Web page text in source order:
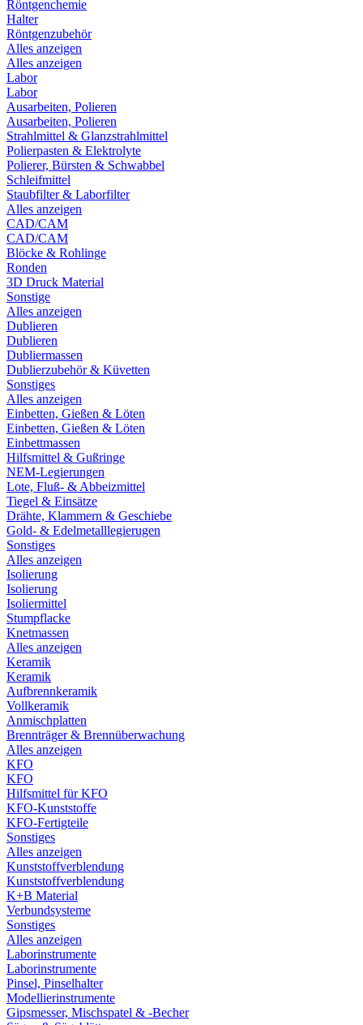
Röntgenchemie
Halter
Röntgenzubehör
Alles anzeigen
Alles anzeigen
Labor
Labor
Ausarbeiten, Polieren
Ausarbeiten, Polieren
Strahlmittel & Glanzstrahlmittel
Polierpasten & Elektrolyte
Polierer, Bürsten & Schwabbel
Schleifmittel
Staubfilter & Laborfilter
Alles anzeigen
CAD/CAM
CAD/CAM
Blöcke & Rohlinge
Ronden
3D Druck Material
Sonstige
Alles anzeigen
Dublieren
Dublieren
Dubliermassen
Dublierzubehör & Küvetten
Sonstiges
Alles anzeigen
Einbetten, Gießen & Löten
Einbetten, Gießen & Löten
Einbettmassen
Hilfsmittel & Gußringe
NEM-Legierungen
Lote, Fluß- & Abbeizmittel
Tiegel & Einsätze
Drähte, Klammern & Geschiebe
Gold- & Edelmetalllegierugen
Sonstiges
Alles anzeigen
Isolierung
Isolierung
Isoliermittel
Stumpflacke
Knetmassen
Alles anzeigen
Keramik
Keramik
Aufbrennkeramik
Vollkeramik
Anmischplatten
Brennträger & Brennüberwachung
Alles anzeigen
KFO
KFO
Hilfsmittel für KFO
KFO-Kunststoffe
KFO-Fertigteile
Sonstiges
Alles anzeigen
Kunststoffverblendung
Kunststoffverblendung
K+B Material
Verbundsysteme
Sonstiges
Alles anzeigen
Laborinstrumente
Laborinstrumente
Pinsel, Pinselhalter
Modellierinstrumente
Gipsmesser, Mischspatel & -Becher